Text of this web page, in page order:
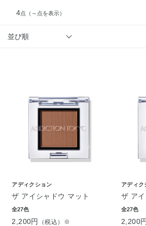
4点 （～点を表示）
並び順
アディクション
ザ アイシャドウ マット
全27色
2,200円 （税込）※
アディク
ザ ア
全27色
2,200円